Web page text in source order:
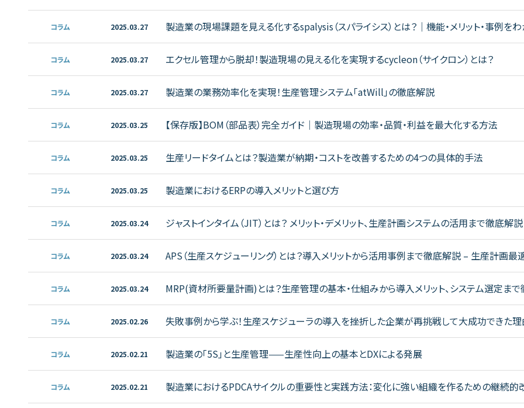
コラム 2025.03.27
製造業の現場課題を見える化するspalysis（スパライシス）とは？｜機能・メリット・事例をわ
説
コラム 2025.03.27 エクセル管理から脱却！製造現場の見える化を実現するcycleon（サイクロン）とは？
コラム 2025.03.27 製造業の業務効率化を実現！生産管理システム「atWill」の徹底解説
コラム 2025.03.25 【保存版】BOM（部品表）完全ガイド｜製造現場の効率・品質・利益を最大化する方法
コラム 2025.03.25 生産リードタイムとは？製造業が納期・コストを改善するための4つの具体的手法
コラム 2025.03.25 製造業におけるERPの導入メリットと選び方
コラム 2025.03.24 ジャストインタイム（JIT）とは？ メリット・デメリット、生産計画システムの活用まで徹底解説
コラム 2025.03.24
APS（生産スケジューリング）とは？導入メリットから活用事例まで徹底解説 – 生産計画最
進化
コラム 2025.03.24 MRP(資材所要量計画)とは？生産管理の基本・仕組みから導入メリット、システム選定ま
コラム 2025.02.26 失敗事例から学ぶ！生産スケジューラの導入を挫折した企業が再挑戦して大成功できた理
コラム 2025.02.21 製造業の「5S」と生産管理——生産性向上の基本とDXによる発展
コラム 2025.02.21 製造業におけるPDCAサイクルの重要性と実践方法：変化に強い組織を作るための継続的